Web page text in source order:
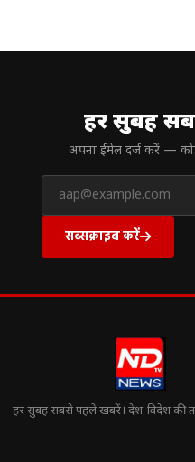
हर सुबह
अपना ईमेल दर्ज करें —
सब्सक्राइब करें
हर सुबह सबसे पहले खबरें। देश-विदेश की